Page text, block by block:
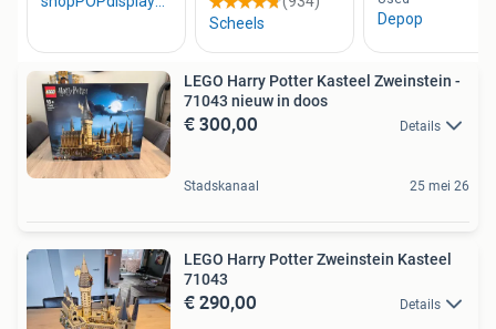
LEGO Harry Potter Kasteel Zweinstein -
71043 nieuw in doos
€ 300,00 Details
Stadskanaal 25 mei 26
LEGO Harry Potter Zweinstein Kasteel
71043
€ 290,00 Details